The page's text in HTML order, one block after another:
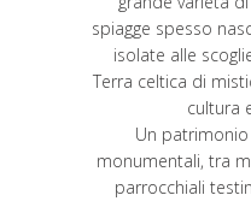
spiagge spesso
isolate alle
Terra celtica di
cultura
Un
monumentali, tra
parrocchiali